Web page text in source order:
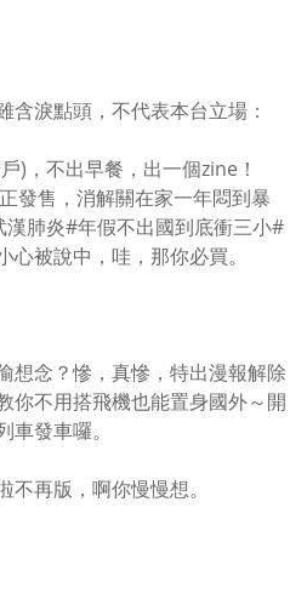
含淚點頭，不代表本台立場：
)，不出早餐，出一個zine！
發售，消解關在家一年悶到暴
肺炎#年假不出國到底衝三小#
被說中，哇，那你必買。
想念？慘，真慘，特出漫報解除
你不用搭飛機也能置身國外～開
發車囉。
再版，啊你慢慢想。